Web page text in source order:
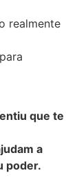
realmente
que te
a
poder.